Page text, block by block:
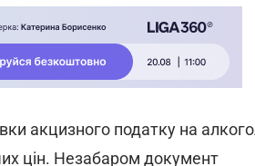
акцизного податку на
цін. Незабаром документ